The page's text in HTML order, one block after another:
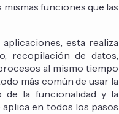
funciones que las
esta realiza
recopilación de datos,
al mismo tiempo
más común de usar la
la funcionalidad y la
en todos los pasos